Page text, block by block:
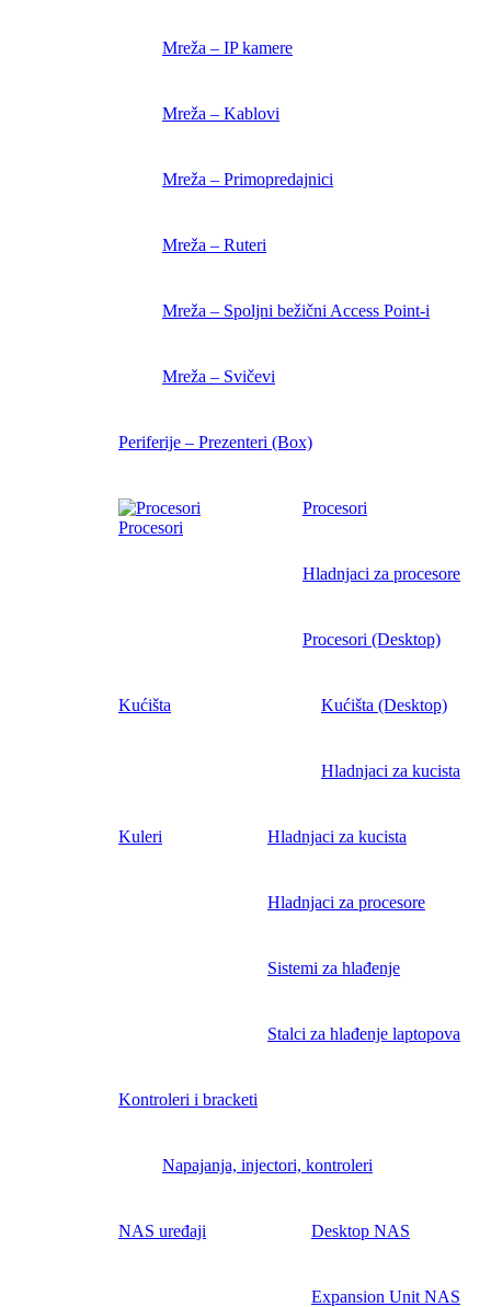
Mreža – IP kamere
Mreža – Kablovi
Mreža – Primopredajnici
Mreža – Ruteri
Mreža – Spoljni bežični Access Point-i
Mreža – Svičevi
Periferije – Prezenteri (Box)
Procesori
Procesori
Hladnjaci za procesore
Procesori (Desktop)
Kućišta Kućišta (Desktop)
Hladnjaci za kucista
Kuleri Hladnjaci za kucista
Hladnjaci za procesore
Sistemi za hlađenje
Stalci za hlađenje laptopova
Kontroleri i bracketi
Napajanja, injectori, kontroleri
NAS uređaji Desktop NAS
Expansion Unit NAS